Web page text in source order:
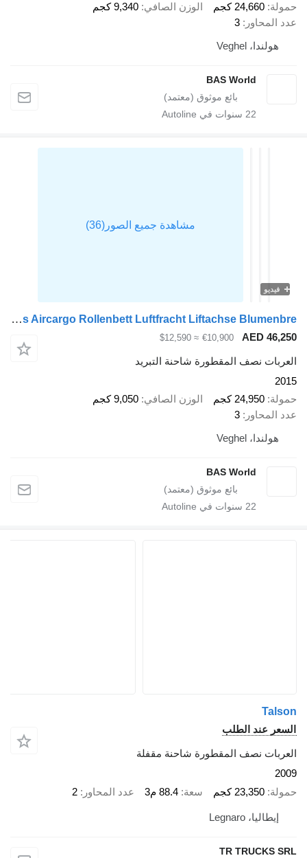
24,660 كجم الوزن الصافي 9,340 كجم
المحاور 3
هولندا، Veghel
BAS World
سنوات في Autoline
فيديو
Talson F1227 3 axles Aircargo Rollenbett Luftfracht Liftachse Blumenbre
AED
€10,900
≈ $12,590
نصف المقطورة شاحنة التبريد
24,950 كجم الوزن الصافي 9,050 كجم
المحاور 3
هولندا، Veghel
BAS World
سنوات في Autoline
عند الطلب
نصف المقطورة شاحنة مقفلة
23,350 كجم سعة 88.4 م3 عدد المحاور 2
إيطاليا، Legnaro
TR TRUCKS